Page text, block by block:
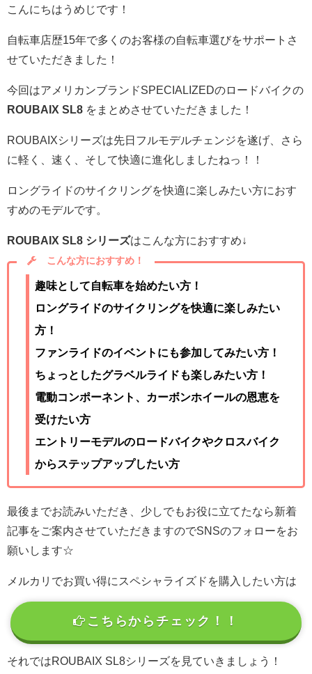
こんにちはうめじです！
自転車店歴15年で多くのお客様の自転車選びをサポートさ
せていただきました！
今回はアメリカンブランドSPECIALIZEDのロードバイクの
ROUBAIX SL8 をまとめさせていただきました！
ROUBAIXシリーズは先日フルモデルチェンジを遂げ、さら
に軽く、速く、そして快適に進化しましたねっ！！
ロングライドのサイクリングを快適に楽しみたい方におす
すめのモデルです。
ROUBAIX SL8 シリーズはこんな方におすすめ↓
こんな方におすすめ！
趣味として自転車を始めたい方！
ロングライドのサイクリングを快適に楽しみたい
方！
ファンライドのイベントにも参加してみたい方！
ちょっとしたグラベルライドも楽しみたい方！
電動コンポーネント、カーボンホイールの恩恵を
受けたい方
エントリーモデルのロードバイクやクロスバイク
からステップアップしたい方
最後までお読みいただき、少しでもお役に立てたなら新着
記事をご案内させていただきますのでSNSのフォローをお
願いします☆
メルカリでお買い得にスペシャライズドを購入したい方は
こちらからチェック！！
それではROUBAIX SL8シリーズを見ていきましょう！